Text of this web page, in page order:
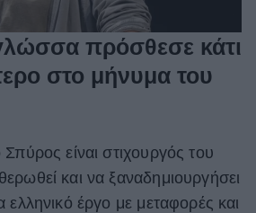
πρόσθεσε κάτι
στο μήνυμα του
είναι στιχουργός του
και να ξαναδημιουργήσει
ελληνικό έργο με μεταφορές και